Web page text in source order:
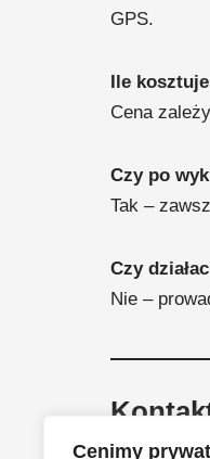
Cenimy
GPS.
Ile
Cena
Czy po
Tak –
Czy
Nie –